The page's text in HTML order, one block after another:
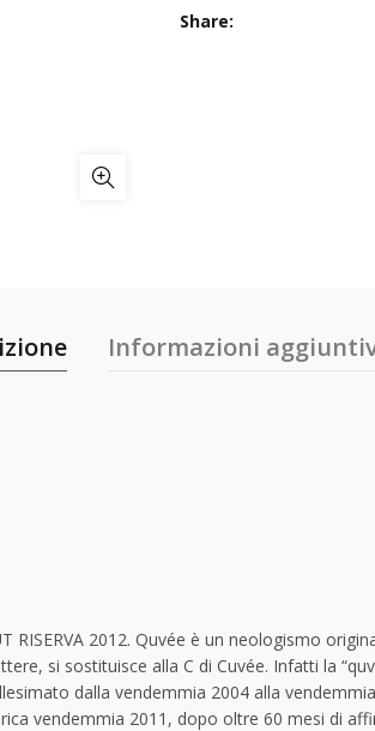
Share
Informazioni
RISERVA 2012. Quvée è un neologismo
si sostituisce alla C di Cuvée. Infatti la
dalla vendemmia 2004 alla
vendemmia 2011, dopo oltre 60 mesi di